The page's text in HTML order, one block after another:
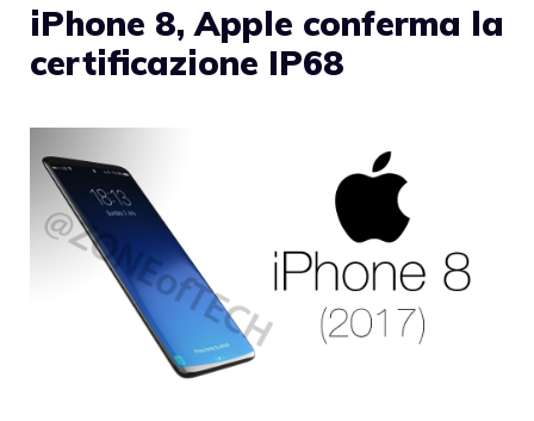
iPhone 8, Apple conferma la
certificazione IP68